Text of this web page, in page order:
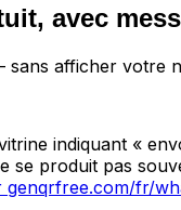
avec
afficher
indiquant «
produit pas
genqrfree.com/fr/